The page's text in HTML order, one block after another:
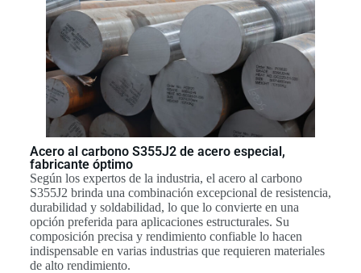
Acero al carbono S355J2 de acero especial,
fabricante óptimo
Según los expertos de la industria, el acero al carbono
S355J2 brinda una combinación excepcional de resistencia,
durabilidad y soldabilidad, lo que lo convierte en una
opción preferida para aplicaciones estructurales. Su
composición precisa y rendimiento confiable lo hacen
indispensable en varias industrias que requieren materiales
de alto rendimiento.